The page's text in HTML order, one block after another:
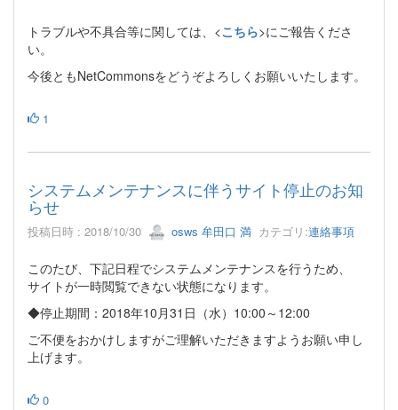
トラブルや不具合等に関しては、<こちら>にご報告くださ
い。
今後ともNetCommonsをどうぞよろしくお願いいたします。
1
システムメンテナンスに伴うサイト停止のお知
らせ
投稿日時 : 2018/10/30 osws 牟田口 満 カテゴリ:連絡事項
このたび、下記日程でシステムメンテナンスを行うため、
サイトが一時閲覧できない状態になります。
◆停止期間：2018年10月31日（水）10:00～12:00
ご不便をおかけしますがご理解いただきますようお願い申し
上げます。
0